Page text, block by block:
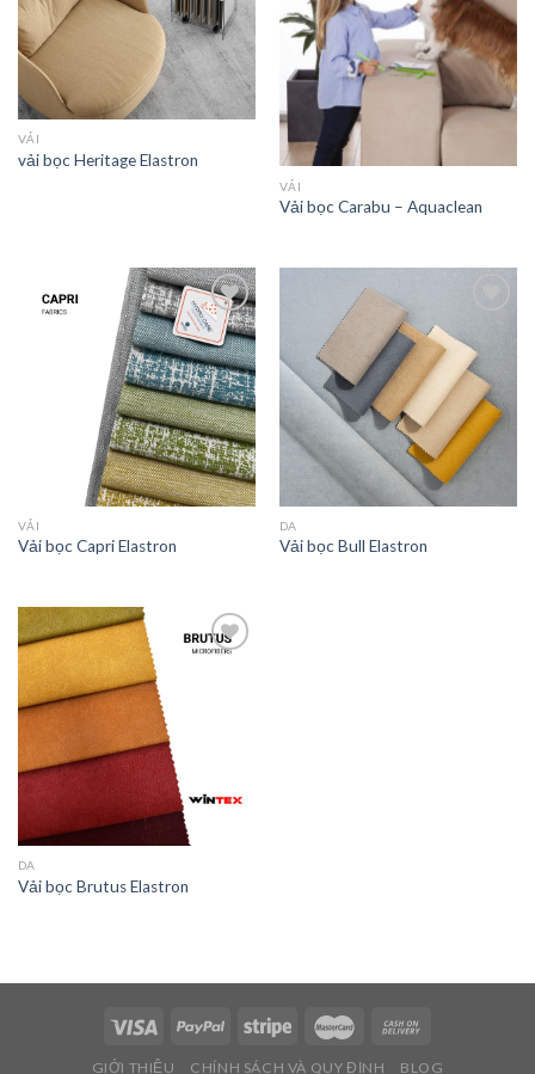
Add to
wishlist
VẢI
vải bọc Heritage Elastron
Add to
wishlist
VẢI
Vải bọc Carabu – Aquaclean
Add to
wishlist
VẢI
Vải bọc Capri Elastron
Add to
wishlist
DA
Vải bọc Bull Elastron
DA
Vải bọc Brutus Elastron
GIỚI THIỆU CHÍNH SÁCH VÀ QUY ĐỊNH BLOG